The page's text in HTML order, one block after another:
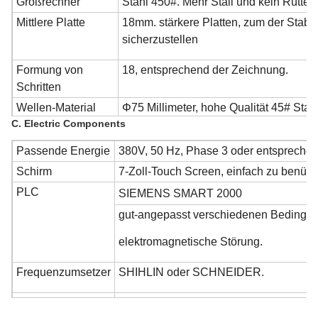
Mittlere Platte
18mm. stärkere Platten, zum der
sicherzustellen
Formung von
Schritten
18, entsprechend der Zeichnung.
Wellen-Material Φ75 Millimeter, hohe Qualität 45#
Ausschnitt
Blatt-Material
Cr12, Härte HRC60-62.
Veredlung: Hitze - Behandlung -
Elektrodenausschnitt.
C. Electric Components
Passende Energie
380V, 50 Hz, Phase 3 oder
Schirm
7-Zoll-Touch Screen, einfach zu
PLC
SIEMENS SMART 2000
gut-angepasst verschiedenen
elektromagnetische Störung.
Frequenzumsetzer SHIHLIN oder SCHNEIDER.